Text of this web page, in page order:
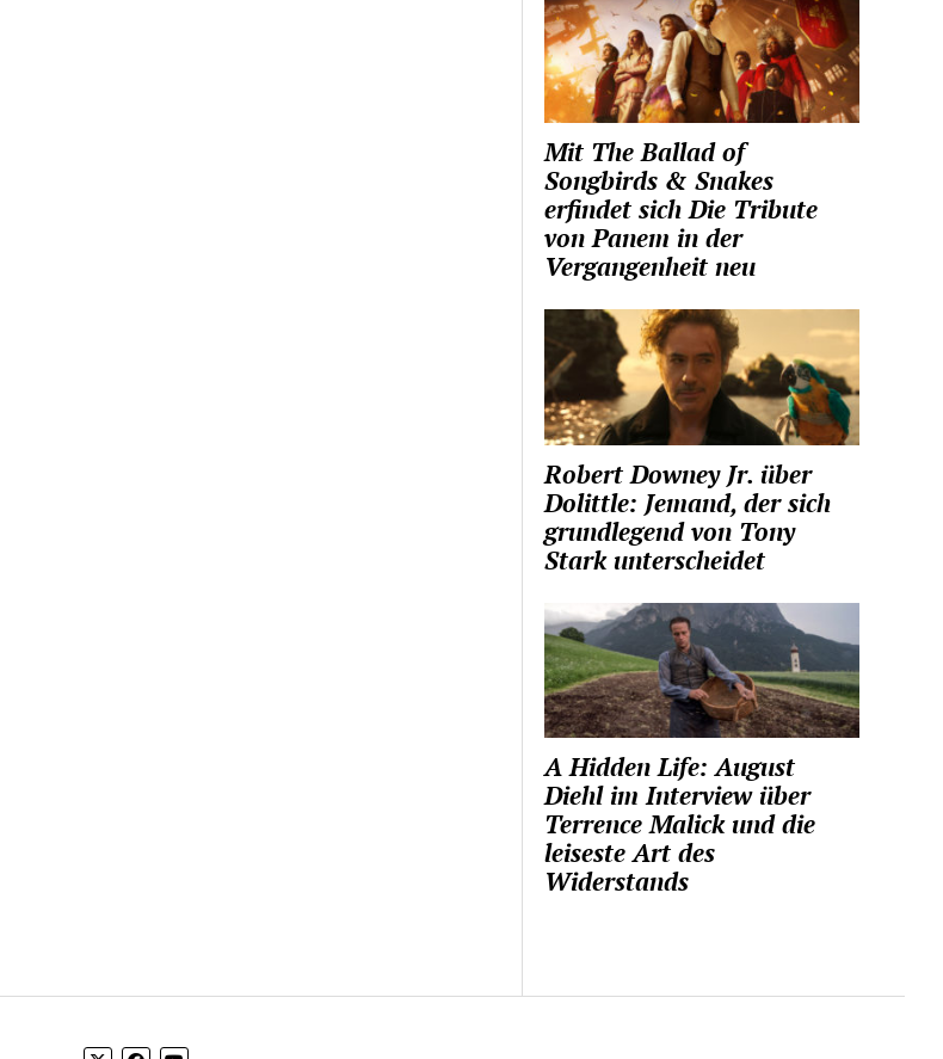
Mit The Ballad of
Songbirds & Snakes
erfindet sich Die Tribute
von Panem in der
Vergangenheit neu
Robert Downey Jr. über
Dolittle: Jemand, der sich
grundlegend von Tony
Stark unterscheidet
A Hidden Life: August
Diehl im Interview über
Terrence Malick und die
leiseste Art des
Widerstands